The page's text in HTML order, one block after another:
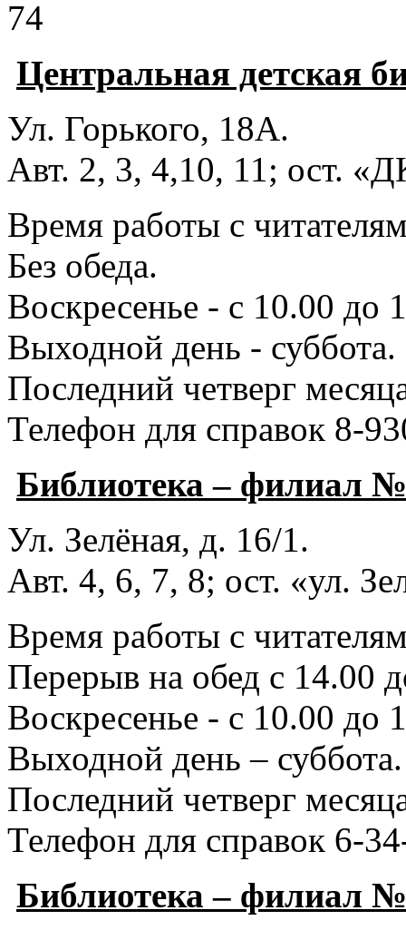
74
Центральная детская
Ул. Горького, 18А.
Авт. 2, 3, 4,10, 11; ост.
Время работы с
Без обеда.
Воскресенье - с 10.00 до
Выходной день - суббота.
Последний четверг
Телефон для справок 8-
Библиотека – филиал
Ул. Зелёная, д. 16/1.
Авт. 4, 6, 7, 8; ост. «ул.
Время работы с
Перерыв на обед с 14.00
Воскресенье - с 10.00 до
Выходной день – суббота.
Последний четверг
Телефон для справок 6-
Библиотека – филиал